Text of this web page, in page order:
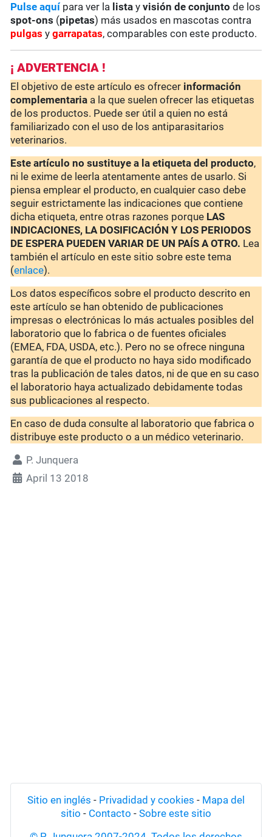
Pulse aquípara ver la lista yvisión de conjunto de los
spot-ons (pipetas) más usados en mascotas contra
pulgas ygarrapatas, comparables con este producto.
¡ ADVERTENCIA !
El objetivo de este artículo es ofrecer información
complementaria a la que suelen ofrecer las etiquetas
de los productos. Puede ser útil a quien no está
familiarizado con el uso de los antiparasitarios
veterinarios.
Este artículo no sustituye a la etiqueta del producto,
ni le exime de leerla atentamente antes de usarlo. Si
piensa emplear el producto, en cualquier caso debe
seguir estrictamente las indicaciones que contiene
dicha etiqueta, entre otras razones porque LAS
INDICACIONES, LA DOSIFICACIÓN Y LOS PERIODOS
DE ESPERA PUEDEN VARIAR DE UN PAÍS A OTRO. Lea
también el artículo en este sitio sobre este tema
(enlace).
Los datos específicos sobre el producto descrito en
este artículo se han obtenido de publicaciones
impresas o electrónicas lo más actuales posibles del
laboratorio que lo fabrica o de fuentes oficiales
(EMEA, FDA, USDA, etc.). Pero no se ofrece ninguna
garantía de que el producto no haya sido modificado
tras la publicación de tales datos, ni de que en su caso
el laboratorio haya actualizado debidamente todas
sus publicaciones al respecto.
En caso de duda consulte al laboratorio que fabrica o
distribuye este producto o a un médico veterinario.
P. Junquera
April 13 2018
Sitio en inglés - Privadidad y cookies - Mapa del
sitio - Contacto - Sobre este sitio